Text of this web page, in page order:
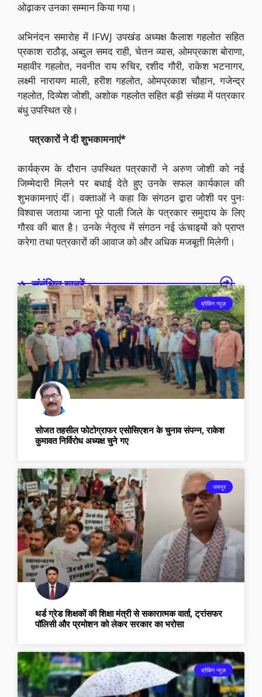
ओढ़ाकर उनका सम्मान किया गया।
अभिनंदन समारोह में IFWJ उपखंड अध्यक्ष कैलाश गहलोत सहित
प्रकाश राठौड़, अब्दुल समद राही, चेतन व्यास, ओमप्रकाश बोराणा,
महावीर गहलोत, नवनीत राय रुचिर, रशीद गौरी, राकेश भटनागर,
लक्ष्मी नारायण माली, हरीश गहलोत, ओमप्रकाश चौहान, गजेन्द्र
गहलोत, दिव्येश जोशी, अशोक गहलोत सहित बड़ी संख्या में पत्रकार
बंधु उपस्थित रहे।
पत्रकारों ने दी शुभकामनाएं*
कार्यक्रम के दौरान उपस्थित पत्रकारों ने अरुण जोशी को नई
जिम्मेदारी मिलने पर बधाई देते हुए उनके सफल कार्यकाल की
शुभकामनाएं दीं। वक्ताओं ने कहा कि संगठन द्वारा जोशी पर पुनः
विश्वास जताया जाना पूरे पाली जिले के पत्रकार समुदाय के लिए
गौरव की बात है। उनके नेतृत्व में संगठन नई ऊंचाइयों को प्राप्त
करेगा तथा पत्रकारों की आवाज को और अधिक मजबूती मिलेगी।
संबंधित खबरें -
ब्रेकिंग न्यूज़
सोजत तहसील फोटोग्राफर एसोसिएशन के चुनाव संपन्न, राकेश
कुमावत निर्विरोध अध्यक्ष चुने गए
जयपुर
थर्ड ग्रेड शिक्षकों की शिक्षा मंत्री से सकारात्मक वार्ता, ट्रांसफर
पॉलिसी और प्रमोशन को लेकर सरकार का भरोसा
ब्रेकिंग न्यूज़